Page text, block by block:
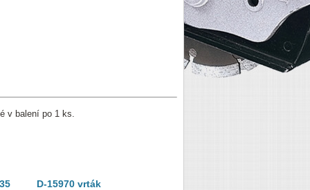
v balení po 1 ks.
D-15970 vrták